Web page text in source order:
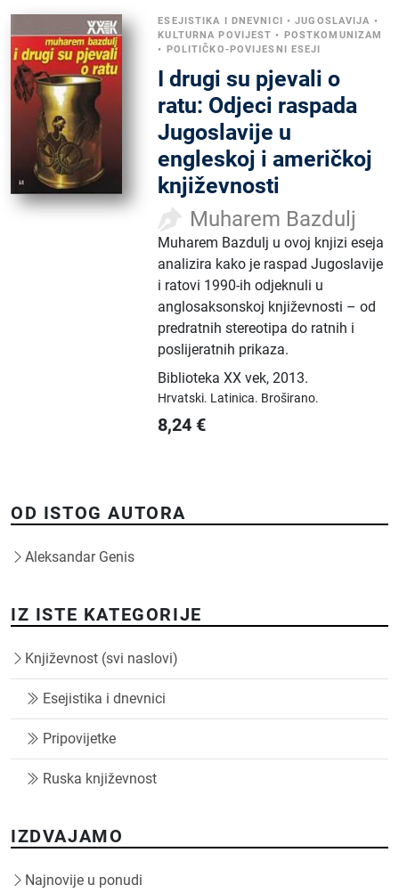
ESEJISTIKA I DNEVNICI •JUGOSLAVIJA •
KULTURNA POVIJEST • POSTKOMUNIZAM
• POLITIČKO-POVIJESNI ESEJI
I drugi su pjevali o
ratu: Odjeci raspada
Jugoslavije u
engleskoj i američkoj
književnosti
Muharem Bazdulj
Muharem Bazdulj u ovoj knjizi eseja
analizira kako je raspad Jugoslavije
i ratovi 1990-ih odjeknuli u
anglosaksonskoj književnosti – od
predratnih stereotipa do ratnih i
poslijeratnih prikaza.
Biblioteka XX vek,2013.
Hrvatski. Latinica. Broširano.
8,24 €
OD ISTOG AUTORA
Aleksandar Genis
IZ ISTE KATEGORIJE
Književnost (svi naslovi)
Esejistika i dnevnici
Pripovijetke
Ruska književnost
IZDVAJAMO
Najnovije u ponudi